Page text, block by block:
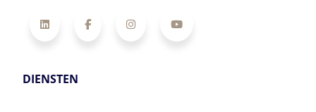
LinkedInFacebookInstagramYouTube
DIENSTEN